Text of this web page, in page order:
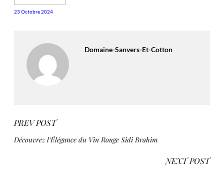
23 Octobre 2024
Domaine-Sanvers-Et-Cotton
PREV POST
Découvrez l’Élégance du Vin Rouge Sidi Brahim
NEXT POST